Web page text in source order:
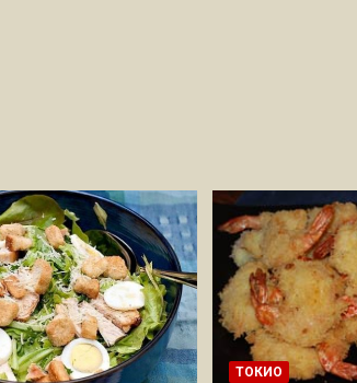
ТОКИО